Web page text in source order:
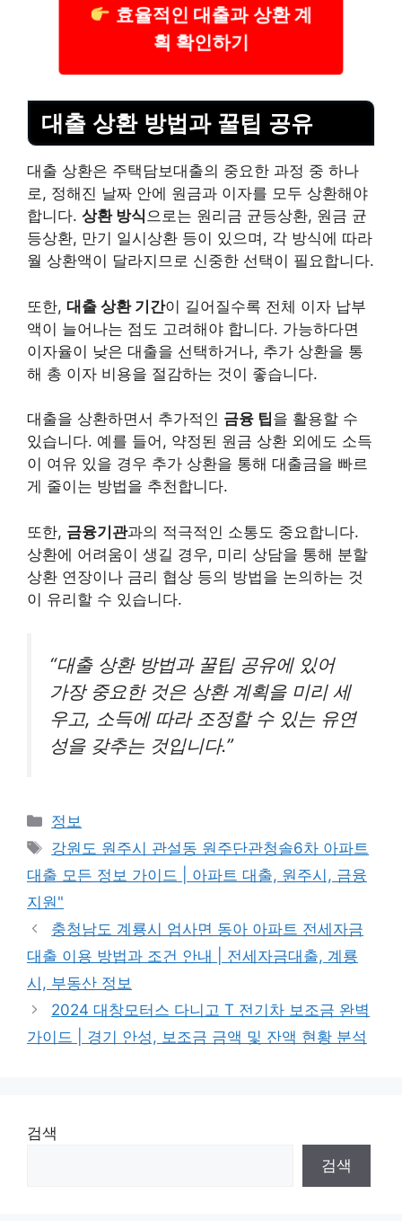
효율적인 대출과 상환 계
획 확인하기
대출 상환 방법과 꿀팁 공유
대출 상환은 주택담보대출의 중요한 과정 중 하나
로, 정해진 날짜 안에 원금과 이자를 모두 상환해야
합니다. 상환 방식으로는 원리금 균등상환, 원금 균
등상환, 만기 일시상환 등이 있으며, 각 방식에 따라
월 상환액이 달라지므로 신중한 선택이 필요합니다.
또한, 대출 상환 기간이 길어질수록 전체 이자 납부
액이 늘어나는 점도 고려해야 합니다. 가능하다면
이자율이 낮은 대출을 선택하거나, 추가 상환을 통
해 총 이자 비용을 절감하는 것이 좋습니다.
대출을 상환하면서 추가적인 금융 팁을 활용할 수
있습니다. 예를 들어, 약정된 원금 상환 외에도 소득
이 여유 있을 경우 추가 상환을 통해 대출금을 빠르
게 줄이는 방법을 추천합니다.
또한, 금융기관과의 적극적인 소통도 중요합니다.
상환에 어려움이 생길 경우, 미리 상담을 통해 분할
상환 연장이나 금리 협상 등의 방법을 논의하는 것
이 유리할 수 있습니다.
“대출 상환 방법과 꿀팁 공유에 있어
가장 중요한 것은 상환 계획을 미리 세
우고, 소득에 따라 조정할 수 있는 유연
성을 갖추는 것입니다.”
Categories
정보
Tags
강원도 원주시 관설동 원주단관청솔6차 아파트
대출 모든 정보 가이드 | 아파트 대출, 원주시, 금융
지원"
충청남도 계룡시 엄사면 동아 아파트 전세자금
대출 이용 방법과 조건 안내 | 전세자금대출, 계룡
시, 부동산 정보
2024 대창모터스 다니고 T 전기차 보조금 완벽
가이드 | 경기 안성, 보조금 금액 및 잔액 현황 분석
검색
검색